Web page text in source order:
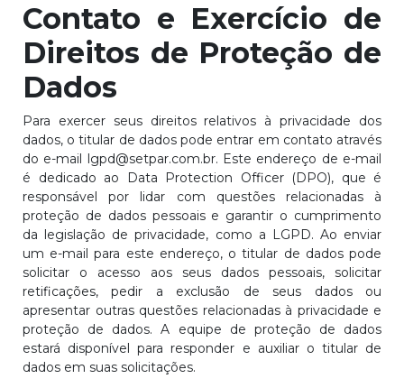
Contato e Exercício de
Direitos de Proteção de
Dados
Para exercer seus direitos relativos à privacidade dos
dados, o titular de dados pode entrar em contato através
do e-mail lgpd@setpar.com.br. Este endereço de e-mail
é dedicado ao Data Protection Officer (DPO), que é
responsável por lidar com questões relacionadas à
proteção de dados pessoais e garantir o cumprimento
da legislação de privacidade, como a LGPD. Ao enviar
um e-mail para este endereço, o titular de dados pode
solicitar o acesso aos seus dados pessoais, solicitar
retificações, pedir a exclusão de seus dados ou
apresentar outras questões relacionadas à privacidade e
proteção de dados. A equipe de proteção de dados
estará disponível para responder e auxiliar o titular de
dados em suas solicitações.